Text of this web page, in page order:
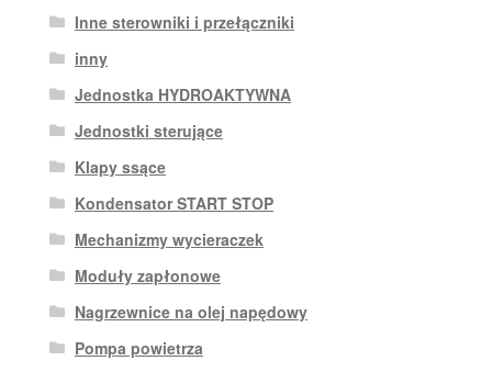
Inne sterowniki i przełączniki
inny
Jednostka HYDROAKTYWNA
Jednostki sterujące
Klapy ssące
Kondensator START STOP
Mechanizmy wycieraczek
Moduły zapłonowe
Nagrzewnice na olej napędowy
Pompa powietrza